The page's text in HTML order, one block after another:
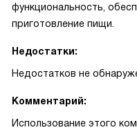
функциональность,
приготовление пищи.
Недостатки:
Недостатков не
Комментарий:
Использование этого